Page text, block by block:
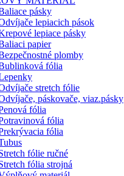
pásky
lepiacich pások
lepiace pásky
papier
plomby
fólia
stretch fólie
páskovače, viaz.pásky
fólia
fólia
fólia
fólie ručné
fólia strojná